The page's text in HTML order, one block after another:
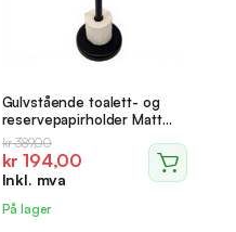
Gulvstående toalett- og
reservepapirholder Matt
svart
kr389,00
Opprinnelig
pris
var:
kr 389,00.
kr 194,00
Nåværende
pris
er:
kr 194,00.
Inkl. mva
På lager